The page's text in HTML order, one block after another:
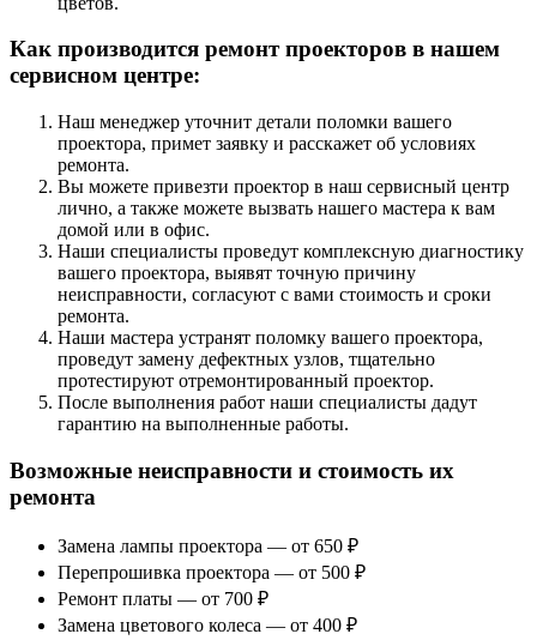
Как производится ремонт проекторов в нашем
сервисном центре:
Наш менеджер уточнит детали поломки вашего
проектора, примет заявку и расскажет об условиях
ремонта.
Вы можете привезти проектор в наш сервисный центр
лично, а также можете вызвать нашего мастера к вам
домой или в офис.
Наши специалисты проведут комплексную диагностику
вашего проектора, выявят точную причину
неисправности, согласуют с вами стоимость и сроки
ремонта.
Наши мастера устранят поломку вашего проектора,
проведут замену дефектных узлов, тщательно
протестируют отремонтированный проектор.
После выполнения работ наши специалисты дадут
гарантию на выполненные работы.
Возможные неисправности и стоимость их
ремонта
Замена лампы проектора — от 650 ₽
Перепрошивка проектора — от 500 ₽
Ремонт платы — от 700 ₽
Замена цветового колеса — от 400 ₽